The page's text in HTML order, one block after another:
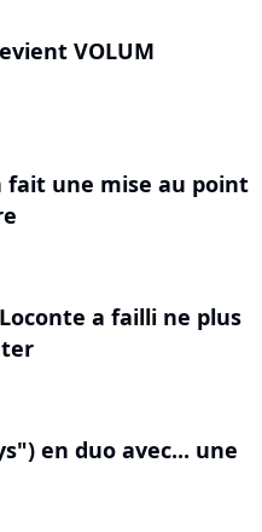
VOLUM
fait une mise au point
a failli ne plus
en duo avec... une